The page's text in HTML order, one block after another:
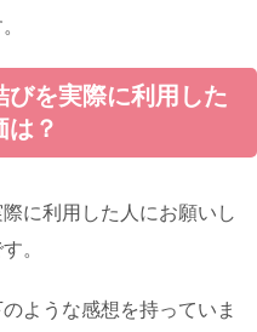
びを実際に利用した
は？
に利用した人にお願いし
。
ような感想を持っていま